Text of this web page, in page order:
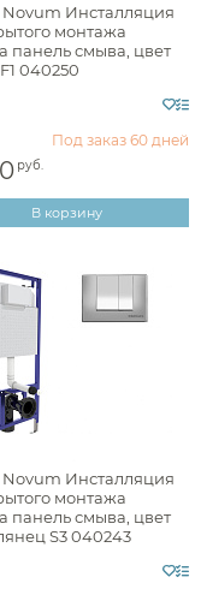
Novum Инсталляция
монтажа
панель смыва, цвет
040250
Под заказ 60 дней
руб.
В корзину
Novum Инсталляция
монтажа
панель смыва, цвет
S3 040243